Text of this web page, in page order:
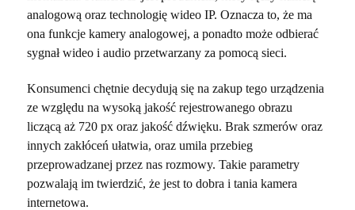
analogową oraz technologię wideo IP. Oznacza to, że ma
ona funkcje kamery analogowej, a ponadto może odbierać
sygnał wideo i audio przetwarzany za pomocą sieci.
Konsumenci chętnie decydują się na zakup tego urządzenia
ze względu na wysoką jakość rejestrowanego obrazu
liczącą aż 720 px oraz jakość dźwięku. Brak szmerów oraz
innych zakłóceń ułatwia, oraz umila przebieg
przeprowadzanej przez nas rozmowy. Takie parametry
pozwalają im twierdzić, że jest to dobra i tania kamera
internetowa.